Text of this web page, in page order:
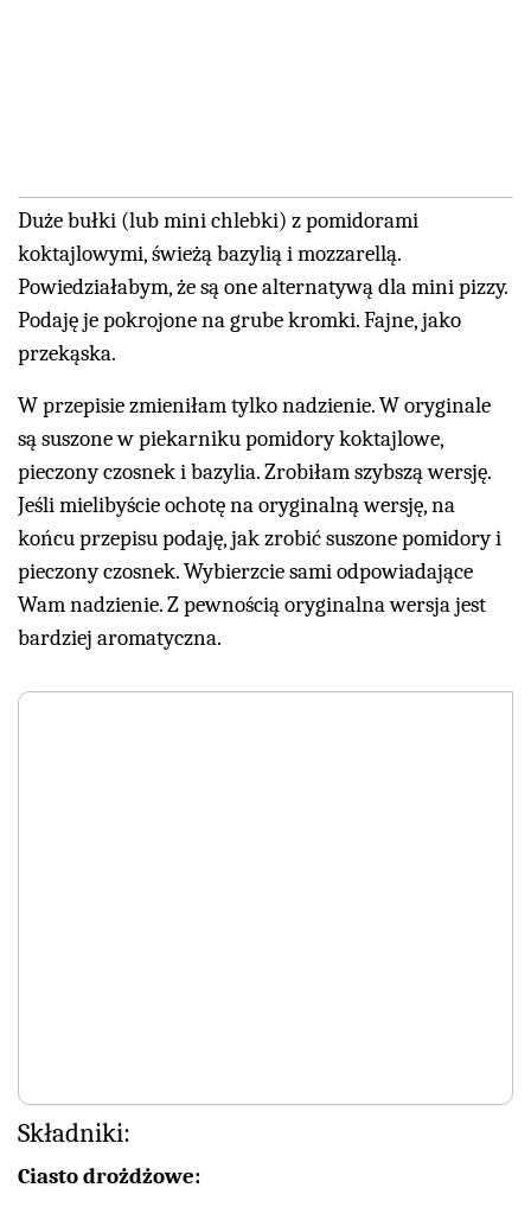
Duże bułki (lub mini chlebki) z pomidorami
koktajlowymi, świeżą bazylią i mozzarellą.
Powiedziałabym, że są one alternatywą dla mini pizzy.
Podaję je pokrojone na grube kromki. Fajne, jako
przekąska.
W przepisie zmieniłam tylko nadzienie. W oryginale
są suszone w piekarniku pomidory koktajlowe,
pieczony czosnek i bazylia. Zrobiłam szybszą wersję.
Jeśli mielibyście ochotę na oryginalną wersję, na
końcu przepisu podaję, jak zrobić suszone pomidory i
pieczony czosnek. Wybierzcie sami odpowiadające
Wam nadzienie. Z pewnością oryginalna wersja jest
bardziej aromatyczna.
Składniki:
Ciasto drożdżowe: